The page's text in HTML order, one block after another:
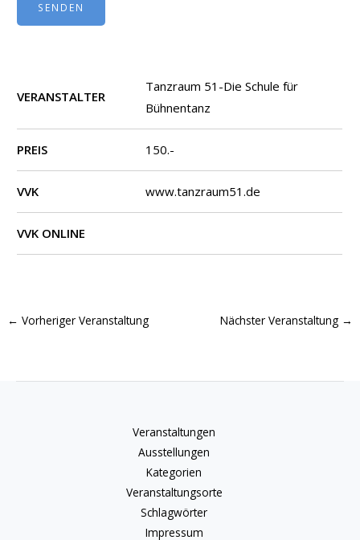
SENDEN
VERANSTALTER
Tanzraum 51-Die Schule für
Bühnentanz
PREIS 150.-
VVK www.tanzraum51.de
VVK ONLINE
← Vorheriger Veranstaltung Nächster Veranstaltung →
Veranstaltungen
Ausstellungen
Kategorien
Veranstaltungsorte
Schlagwörter
Impressum